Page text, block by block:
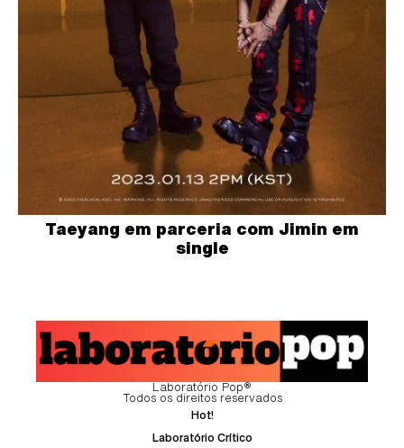
Taeyang em parceria com Jimin em
single
Laboratório Pop®
Todos os direitos reservados
Hot!
Laboratório Crítico